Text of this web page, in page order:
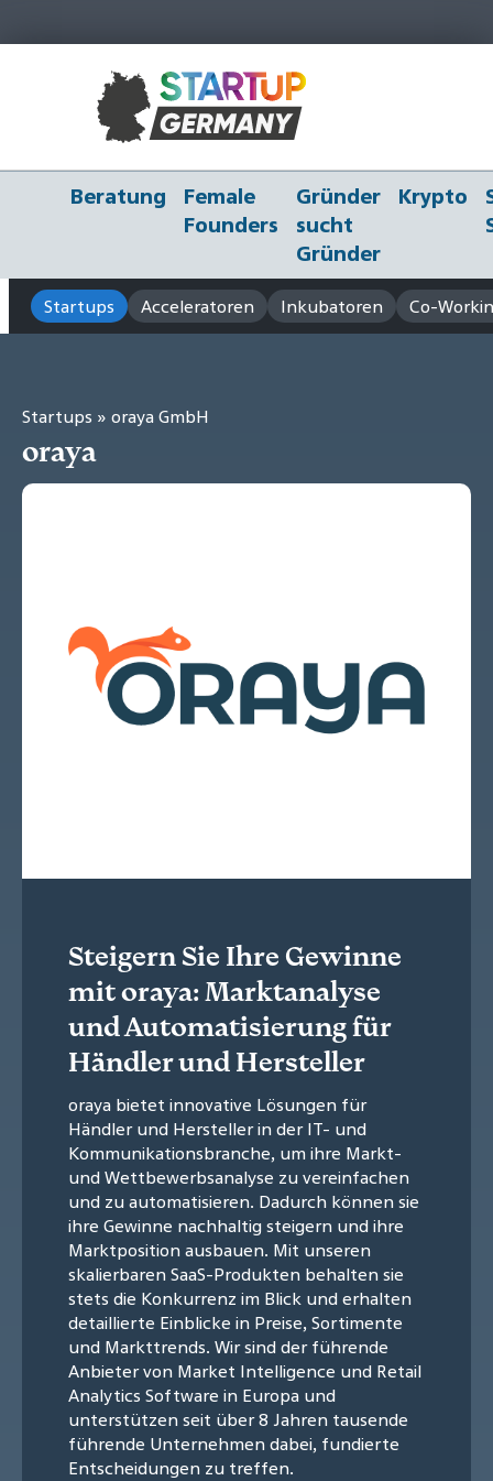
Beratung
Female
Founders
Gründer
sucht
Gründer
Krypto
Startups Acceleratoren Inkubatoren Co-
Startups » oraya GmbH
oraya
Steigern Sie Ihre Gewinne
mit oraya: Marktanalyse
und Automatisierung für
Händler und Hersteller
oraya bietet innovative Lösungen für
Händler und Hersteller in der IT- und
Kommunikationsbranche, um ihre Markt-
und Wettbewerbsanalyse zu vereinfachen
und zu automatisieren. Dadurch können sie
ihre Gewinne nachhaltig steigern und ihre
Marktposition ausbauen. Mit unseren
skalierbaren SaaS-Produkten behalten sie
stets die Konkurrenz im Blick und erhalten
detaillierte Einblicke in Preise, Sortimente
und Markttrends. Wir sind der führende
Anbieter von Market Intelligence und Retail
Analytics Software in Europa und
unterstützen seit über 8 Jahren tausende
führende Unternehmen dabei, fundierte
Entscheidungen zu treffen.